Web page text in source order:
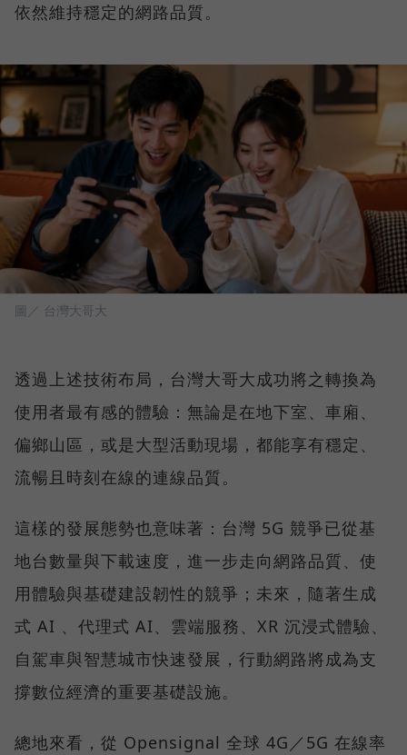
依然維持穩定的網路品質。
圖／ 台灣大哥大
透過上述技術布局，台灣大哥大成功將之轉換為
使用者最有感的體驗：無論是在地下室、車廂、
偏鄉山區，或是大型活動現場，都能享有穩定、
流暢且時刻在線的連線品質。
這樣的發展態勢也意味著：台灣 5G 競爭已從基
地台數量與下載速度，進一步走向網路品質、使
用體驗與基礎建設韌性的競爭；未來，隨著生成
式 AI 、代理式 AI、雲端服務、XR 沉浸式體驗、
自駕車與智慧城市快速發展，行動網路將成為支
撐數位經濟的重要基礎設施。
總地來看，從 Opensignal 全球 4G／5G 在線率